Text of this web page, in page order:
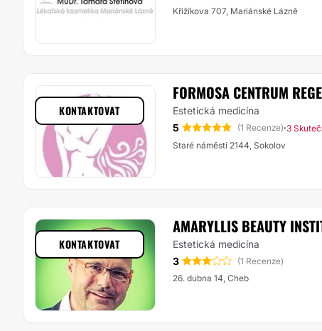
Křižíkova 707, Mariánské Lázně
FORMOSA CENTRUM
Estetická medicína
5
(1 Recenze)·3
Staré náměstí 2144, Sokolov
KONTAKTOVAT
AMARYLLIS BEAUTY
Estetická medicína
3
(1 Recenze)
26. dubna 14, Cheb
KONTAKTOVAT